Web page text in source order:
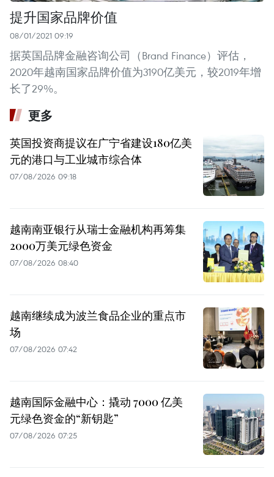
提升国家品牌价值
08/01/2021 09:19
据英国品牌金融咨询公司（Brand Finance）评估，
2020年越南国家品牌价值为3190亿美元，较2019年增
长了29%。
更多
英国投资商提议在广宁省建设180亿美
元的港口与工业城市综合体
07/08/2026 09:18
越南南亚银行从瑞士金融机构再筹集
2000万美元绿色资金
07/08/2026 08:40
越南继续成为波兰食品企业的重点市
场
07/08/2026 07:42
越南国际金融中心：撬动 7000 亿美
元绿色资金的“新钥匙”
07/08/2026 07:25